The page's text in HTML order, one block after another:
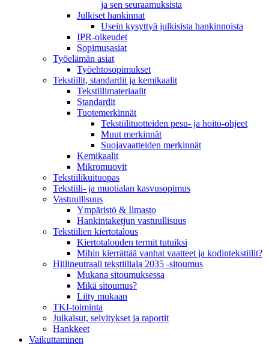
ja sen seuraamuksista
Julkiset hankinnat
Usein kysyttyä julkisista hankinnoista
IPR-oikeudet
Sopimusasiat
Työelämän asiat
Työehto­sopimukset
Tekstiilit, standardit ja kemikaalit
Tekstiilimateriaalit
Standardit
Tuotemerkinnät
Tekstiilituotteiden pesu- ja hoito-ohjeet
Muut merkinnät
Suojavaatteiden merkinnät
Kemikaalit
Mikromuovit
Tekstiilikuitu­opas
Tekstiili- ja muotialan kasvusopimus
Vastuullisuus
Ympäristö & Ilmasto
Hankintaketjun vastuullisuus
Tekstiilien kiertotalous
Kiertotalouden termit tutuiksi
Mihin kierrättää vanhat vaatteet ja kodintekstiilit?
Hiilineutraali tekstiiliala 2035 -sitoumus
Mukana sitoumuksessa
Mikä sitoumus?
Liity mukaan
TKI-toiminta
Julkaisut, selvitykset ja raportit
Hankkeet
Vaikuttaminen